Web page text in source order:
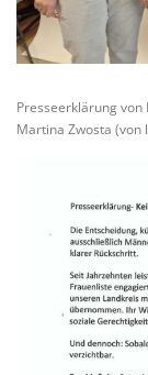
Presseerklärung
Martina Zwosta (von